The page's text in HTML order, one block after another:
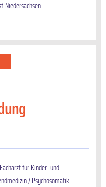
Niedersachsen
für Kinder- und
/ Psychosomatik